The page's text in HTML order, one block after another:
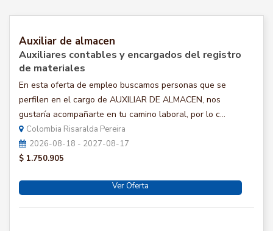
Auxiliar de almacen
Auxiliares contables y encargados del registro
de materiales
En esta oferta de empleo buscamos personas que se
perfilen en el cargo de AUXILIAR DE ALMACEN, nos
gustaría acompañarte en tu camino laboral, por lo c...
Colombia Risaralda Pereira
2026-08-18 - 2027-08-17
$ 1.750.905
Ver Oferta